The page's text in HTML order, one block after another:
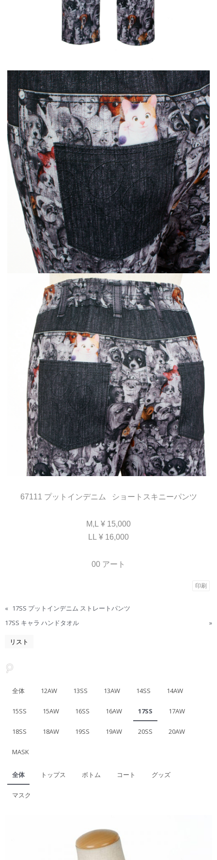
67111 プットインデニム ショートスキニーパンツ
M,L ¥ 15,000
LL ¥ 16,000
00 アート
印刷
« 17SS プットインデニム ストレートパンツ
17SS キャラ ハンドタオル
»
リスト
全体 12AW 13SS 13AW 14SS 14AW
15SS 15AW 16SS 16AW 17SS 17AW
18SS 18AW 19SS 19AW 20SS 20AW
MASK
全体 トップス ボトム コート グッズ
マスク